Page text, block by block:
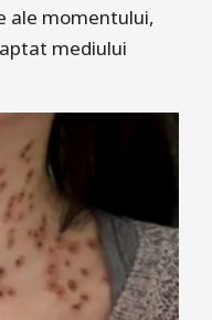
ale momentului,
mediului